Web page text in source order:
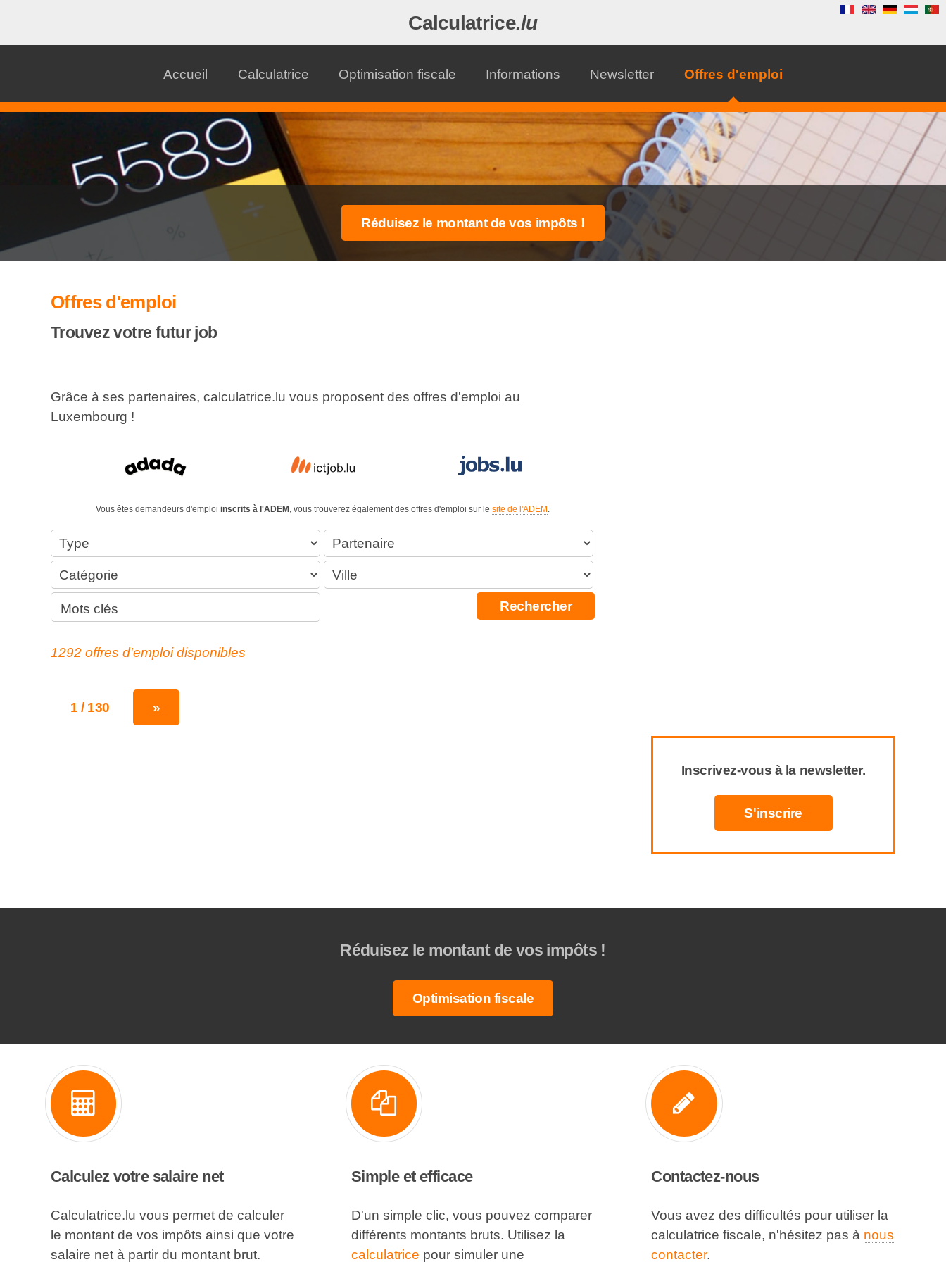
Calculatrice.lu
Accueil Calculatrice Optimisation fiscale Informations Newsletter Offres d'emploi
Offres d'emploi
Trouvez votre futur job
Grâce à ses partenaires, calculatrice.lu vous proposent des offres d'emploi au
Luxembourg !
Vous êtes demandeurs d'emploiinscrits à l'ADEM , vous trouverez également des offres d'emploi sur lesite de l'ADEM
1292 offres d'emploi disponibles
1 / 130 »
Inscrivez-vous à la newsletter.
S'inscrire
Réduisez le montant de vos impôts !
Optimisation fiscale
Calculez votre salaire net
Calculatrice.lu vous permet de calculer
le montant de vos impôts ainsi que votre
salaire net à partir du montant brut.
Simple et efficace
D'un simple clic, vous pouvez comparer
différents montants bruts. Utilisez la
calculatrice pour simuler une
Contactez-nous
Vous avez des difficultés pour utiliser la
calculatrice fiscale, n'hésitez pas à nous
contacter.